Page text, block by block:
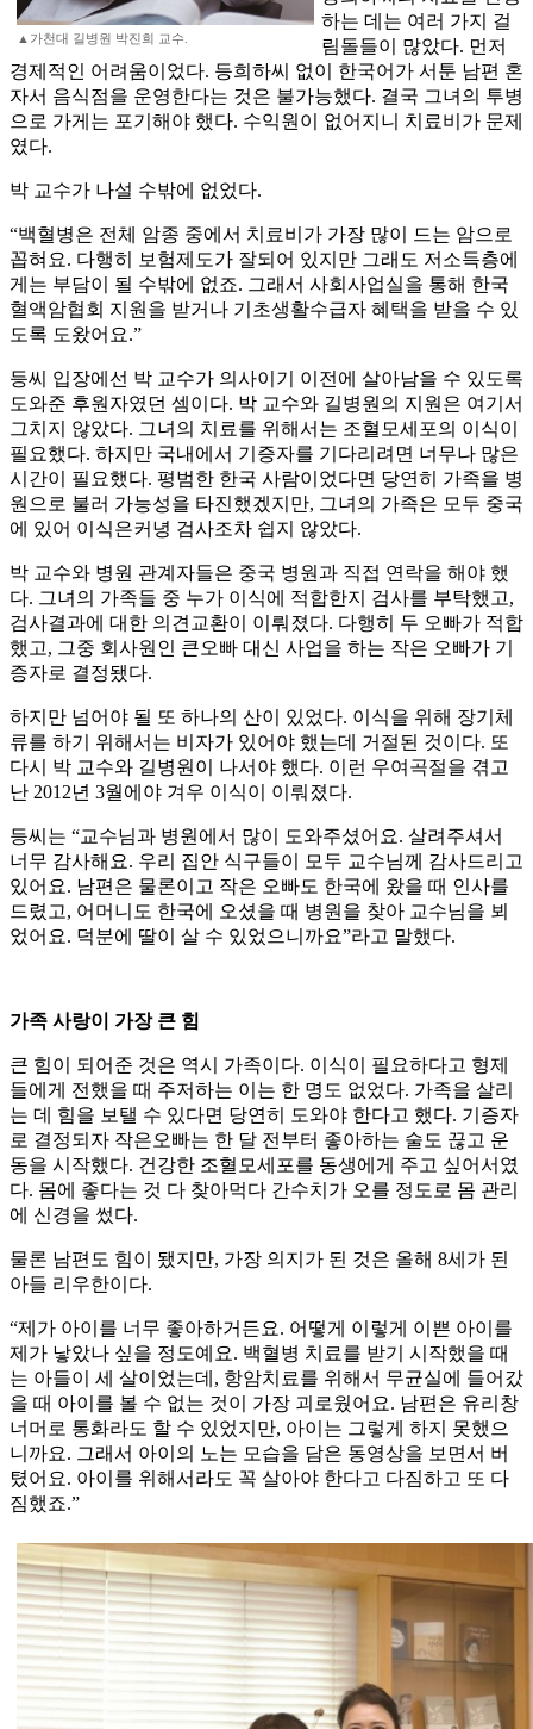
▲가천대 길병원 박진희 교수.
하는 데는 여러 가지 걸
림돌들이 많았다. 먼저
경제적인 어려움이었다. 등희하씨 없이 한국어가 서툰 남편 혼
자서 음식점을 운영한다는 것은 불가능했다. 결국 그녀의 투병
으로 가게는 포기해야 했다. 수익원이 없어지니 치료비가 문제
였다.
박 교수가 나설 수밖에 없었다.
“백혈병은 전체 암종 중에서 치료비가 가장 많이 드는 암으로
꼽혀요. 다행히 보험제도가 잘되어 있지만 그래도 저소득층에
게는 부담이 될 수밖에 없죠. 그래서 사회사업실을 통해 한국
혈액암협회 지원을 받거나 기초생활수급자 혜택을 받을 수 있
도록 도왔어요.”
등씨 입장에선 박 교수가 의사이기 이전에 살아남을 수 있도록
도와준 후원자였던 셈이다. 박 교수와 길병원의 지원은 여기서
그치지 않았다. 그녀의 치료를 위해서는 조혈모세포의 이식이
필요했다. 하지만 국내에서 기증자를 기다리려면 너무나 많은
시간이 필요했다. 평범한 한국 사람이었다면 당연히 가족을 병
원으로 불러 가능성을 타진했겠지만, 그녀의 가족은 모두 중국
에 있어 이식은커녕 검사조차 쉽지 않았다.
박 교수와 병원 관계자들은 중국 병원과 직접 연락을 해야 했
다. 그녀의 가족들 중 누가 이식에 적합한지 검사를 부탁했고,
검사결과에 대한 의견교환이 이뤄졌다. 다행히 두 오빠가 적합
했고, 그중 회사원인 큰오빠 대신 사업을 하는 작은 오빠가 기
증자로 결정됐다.
하지만 넘어야 될 또 하나의 산이 있었다. 이식을 위해 장기체
류를 하기 위해서는 비자가 있어야 했는데 거절된 것이다. 또
다시 박 교수와 길병원이 나서야 했다. 이런 우여곡절을 겪고
난 2012년 3월에야 겨우 이식이 이뤄졌다.
등씨는 “교수님과 병원에서 많이 도와주셨어요. 살려주셔서
너무 감사해요. 우리 집안 식구들이 모두 교수님께 감사드리고
있어요. 남편은 물론이고 작은 오빠도 한국에 왔을 때 인사를
드렸고, 어머니도 한국에 오셨을 때 병원을 찾아 교수님을 뵈
었어요. 덕분에 딸이 살 수 있었으니까요”라고 말했다.
가족 사랑이 가장 큰 힘
큰 힘이 되어준 것은 역시 가족이다. 이식이 필요하다고 형제
들에게 전했을 때 주저하는 이는 한 명도 없었다. 가족을 살리
는 데 힘을 보탤 수 있다면 당연히 도와야 한다고 했다. 기증자
로 결정되자 작은오빠는 한 달 전부터 좋아하는 술도 끊고 운
동을 시작했다. 건강한 조혈모세포를 동생에게 주고 싶어서였
다. 몸에 좋다는 것 다 찾아먹다 간수치가 오를 정도로 몸 관리
에 신경을 썼다.
물론 남편도 힘이 됐지만, 가장 의지가 된 것은 올해 8세가 된
아들 리우한이다.
“제가 아이를 너무 좋아하거든요. 어떻게 이렇게 이쁜 아이를
제가 낳았나 싶을 정도예요. 백혈병 치료를 받기 시작했을 때
는 아들이 세 살이었는데, 항암치료를 위해서 무균실에 들어갔
을 때 아이를 볼 수 없는 것이 가장 괴로웠어요. 남편은 유리창
너머로 통화라도 할 수 있었지만, 아이는 그렇게 하지 못했으
니까요. 그래서 아이의 노는 모습을 담은 동영상을 보면서 버
텼어요. 아이를 위해서라도 꼭 살아야 한다고 다짐하고 또 다
짐했죠.”